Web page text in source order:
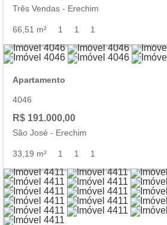
Três Vendas - Erechim
66,51 m² 1 1 1
Apartamento
4046
R$ 191.000,00
São José - Erechim
33,19 m² 1 1 1